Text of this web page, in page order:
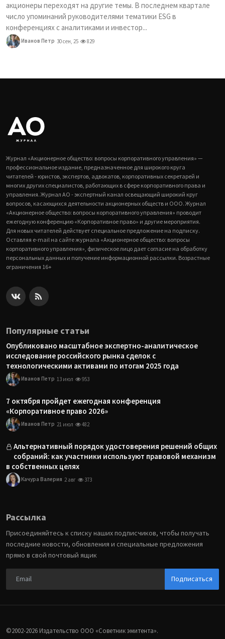
акционеры переходят на другие темы. В последнем квартале
число упоминаний руководителями тематики ESG в
конференциях с аналитиками и инвестор...
Иванов Петр 30 сен, 25 829
Журнал «Акционерное общество: вопросы корпоративного управления» —
профессиональное издание, предназначенное для широкого круга
читателей - юристов, экспертов, адвокатов, корпоративных секретарей и
многих других специалистов, работающих в сфере корпоративного права и
управления. Журнал АО - экспертный канал освещающий широкий круг
вопросов, касающихся деятельности акционерных обществ и ООО. Журнал
«Акционерное общество: вопросы корпоративного управления» проводит
ежегодную конференцию «Корпоративное право» и другие мероприятия.
Для новых читателей действует специальное предложение на подписку.
Оставляя e-mail на сайте журнала «Акционерное общество: вопросы
корпоративного управления», физическое лицо дает согласие на обработку
персональных данных и получение информационной рассылки. Возрастные
ограничения 16+
Популярные статьи
Опубликовано масштабное экспертно-аналитическое
исследование российского рынка сделок с
технологическими активами по итогам 2025 года
Иванов Петр 13 июл 953
7 октября пройдет ежегодная конференция
«Корпоративное право 2026»
Иванов Петр 21 июл 482
Альтернативный порядок удостоверения решений общих
собраний: как участники используют правовой механизм
в собственных целях
Качура Валерия 2 авг 373
Рассылка
Присоединяйтесь к списку наших подписчиков, чтобы получать
последние новости, обновления и специальные предложения
прямо в свой почтовый ящик
Подписаться
©2002-2026 Издательство ООО «‎Советник эмитента».